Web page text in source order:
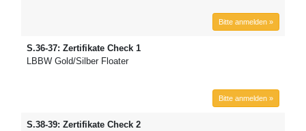
Bitte anmelden »
S.36-37: Zertifikate Check 1
LBBW Gold/Silber Floater
Bitte anmelden »
S.38-39: Zertifikate Check 2